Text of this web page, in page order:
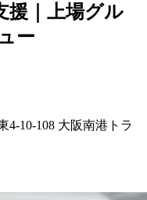
援｜上場グル
ー
4-10-108 大阪南港トラ